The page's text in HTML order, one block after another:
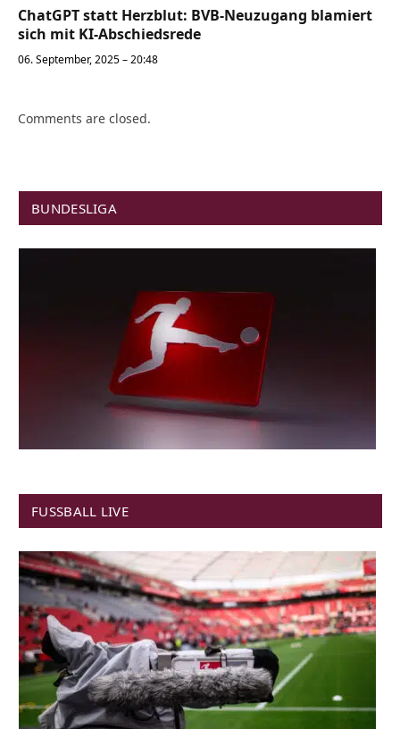
ChatGPT statt Herzblut: BVB-Neuzugang blamiert
sich mit KI-Abschiedsrede
06. September, 2025 – 20:48
Comments are closed.
BUNDESLIGA
FUSSBALL LIVE